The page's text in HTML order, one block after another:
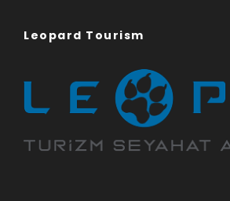
Leopard Tourism